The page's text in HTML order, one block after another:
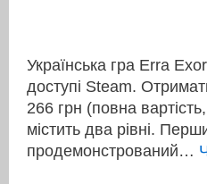
Українська гра Erra
доступі Steam.
266 грн (повна
містить два рівні.
продемонстрований…